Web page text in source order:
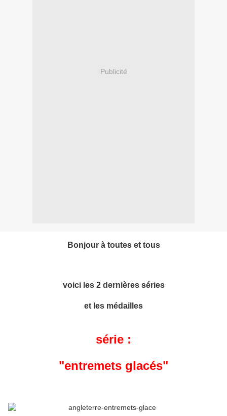
Publicité
Bonjour à toutes et tous
voici les 2 dernières séries
et les médailles
série :
"entremets glacés"